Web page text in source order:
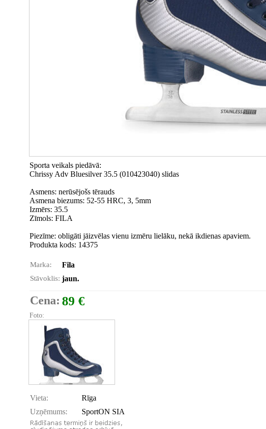
Sporta veikals piedāvā:
Chrissy Adv Bluesilver 35.5 (010423040) slidas
Asmens: nerūsējošs tērauds
Asmena biezums: 52-55 HRC, 3, 5mm
Izmērs: 35.5
Zīmols: FILA
Piezīme: obligāti jāizvēlas vienu izmēru lielāku, nekā ikdienas apaviem.
Produkta kods: 14375
Marka: Fila
Stāvoklis: jaun.
Cena: 89 €
Foto:
Vieta:
Rīga
Uzņēmums:
SportON SIA